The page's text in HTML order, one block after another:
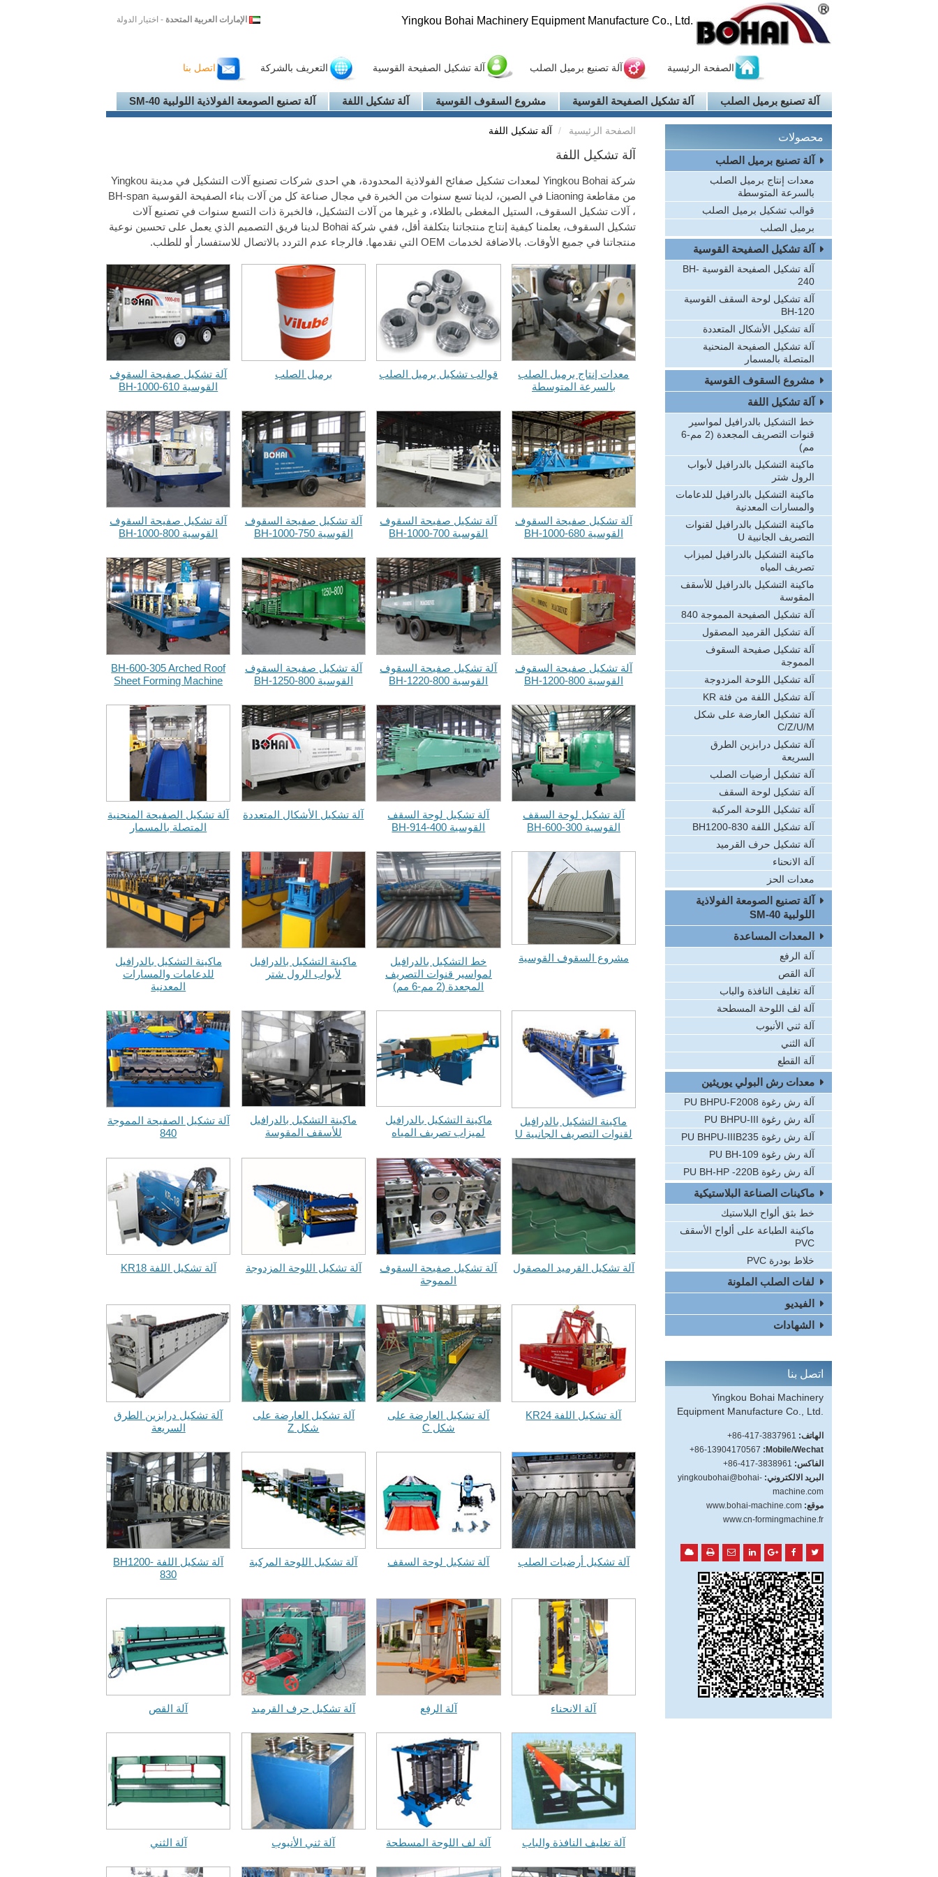
Yingkou Bohai Machinery Equipment Manufacture Co., Ltd. الإمارات العربية المتحدة - اختيار الدولة
الصفحة الرئيسية آلة تصنيع برميل الصلب آلة تشكيل الصفيحة القوسية التعريف بالشركة اتصل بنا
آلة تصنيع برميل الصلب آلة تشكيل الصفيحة القوسية مشروع السقوف القوسية آلة تشكيل اللفة آلة تصنيع الصومعة الفولاذية اللولبية SM-40
الصفحة الرئيسية آلة تشكيل اللفة
آلة تشكيل اللفة
شركة Yingkou Bohai لمعدات تشكيل صفائح الفولاذية المحدودة، هي احدى شركات تصنيع آلات التشكيل في مدينة Yingkou
من مقاطعة Liaoning في الصين، لدينا تسع سنوات من الخبرة في مجال صناعة كل من آلات بناء الصفيحة القوسية BH-span
، آلات تشكيل السقوف، الستيل المغطى بالطلاء، و غيرها من آلات التشكيل، فالخبرة ذات التسع سنوات في تصنيع آلات
تشكيل السقوف، يعلمنا كيفية إنتاج منتجاتنا بتكلفة أقل، ففي شركة Bohai لدينا فريق التصميم الذي يعمل على تحسين نوعية
منتجاتنا في جميع الأوقات. بالاضافة لخدمات OEM التي نقدمها. فالرجاء عدم التردد بالاتصال للاستفسار أو للطلب.
معدات إنتاج برميل الصلب
بالسرعة المتوسطة
قوالب تشكيل برميل الصلب برميل الصلب
آلة تشكيل صفيحة السقوف
القوسية BH-1000-610
آلة تشكيل صفيحة السقوف
القوسية BH-1000-680
آلة تشكيل صفيحة السقوف
القوسية BH-1000-700
آلة تشكيل صفيحة السقوف
القوسية BH-1000-750
آلة تشكيل صفيحة السقوف
القوسية BH-1000-800
آلة تشكيل صفيحة السقوف
القوسية BH-1200-800
آلة تشكيل صفيحة السقوف
القوسية BH-1220-800
آلة تشكيل صفيحة السقوف
القوسية BH-1250-800
BH-600-305 Arched Roof
Sheet Forming Machine
آلة تشكيل لوحة السقف
القوسية BH-600-300
آلة تشكيل لوحة السقف
القوسية BH-914-400
آلة تشكيل الأشكال المتعددة
آلة تشكيل الصفيحة المنحنية
المتصلة بالمسمار
مشروع السقوف القوسية
خط التشكيل بالدرافيل
لمواسير قنوات التصريف
المجعدة (2 مم-6 مم)
ماكينة التشكيل بالدرافيل
لأبواب الرول شتر
ماكينة التشكيل بالدرافيل
للدعامات والمسارات
المعدنية
ماكينة التشكيل بالدرافيل
لقنوات التصريف الجانبية U
ماكينة التشكيل بالدرافيل
لميزاب تصريف المياه
ماكينة التشكيل بالدرافيل
للأسقف المقوسة
آلة تشكيل الصفيحة المموجة
840
آلة تشكيل القرميد المصقول
آلة تشكيل صفيحة السقوف
المموجة
آلة تشكيل اللوحة المزدوجة آلة تشكيل اللفة KR18
آلة تشكيل اللفة KR24
آلة تشكيل العارضة على
شكل C
آلة تشكيل العارضة على
شكل Z
آلة تشكيل درابزين الطرق
السريعة
آلة تشكيل أرضيات الصلب آلة تشكيل لوحة السقف آلة تشكيل اللوحة المركبة
آلة تشكيل اللفة BH1200-
830
آلة الانحناء آلة الرفع آلة تشكيل حرف القرميد آلة القص
آلة تغليف النافذة والباب آلة لف اللوحة المسطحة آلة ثني الأنبوب آلة الثني
محصولات
آلة تصنيع برميل الصلب
معدات إنتاج برميل الصلب
بالسرعة المتوسطة
قوالب تشكيل برميل الصلب
برميل الصلب
آلة تشكيل الصفيحة القوسية
آلة تشكيل الصفيحة القوسية BH-
240
آلة تشكيل لوحة السقف القوسية
BH-120
آلة تشكيل الأشكال المتعددة
آلة تشكيل الصفيحة المنحنية
المتصلة بالمسمار
مشروع السقوف القوسية
آلة تشكيل اللفة
خط التشكيل بالدرافيل لمواسير
قنوات التصريف المجعدة (2 مم-6
مم)
ماكينة التشكيل بالدرافيل لأبواب
الرول شتر
ماكينة التشكيل بالدرافيل للدعامات
والمسارات المعدنية
ماكينة التشكيل بالدرافيل لقنوات
التصريف الجانبية U
ماكينة التشكيل بالدرافيل لميزاب
تصريف المياه
ماكينة التشكيل بالدرافيل للأسقف
المقوسة
آلة تشكيل الصفيحة المموجة 840
آلة تشكيل القرميد المصقول
آلة تشكيل صفيحة السقوف
المموجة
آلة تشكيل اللوحة المزدوجة
آلة تشكيل اللفة من فئة KR
آلة تشكيل العارضة على شكل
C/Z/U/M
آلة تشكيل درابزين الطرق
السريعة
آلة تشكيل أرضيات الصلب
آلة تشكيل لوحة السقف
آلة تشكيل اللوحة المركبة
آلة تشكيل اللفة BH1200-830
آلة تشكيل حرف القرميد
آلة الانحناء
معدات الحز
آلة تصنيع الصومعة الفولاذية
اللولبية SM-40
المعدات المساعدة
آلة الرفع
آلة القص
آلة تغليف النافذة والباب
آلة لف اللوحة المسطحة
آلة ثني الأنبوب
آلة الثني
آلة القطع
معدات رش البولي يوريثين
آلة رش رغوة PU BHPU-F2008
آلة رش رغوة PU BHPU-III
آلة رش رغوة PU BHPU-IIIB235
آلة رش رغوة PU BH-109
آلة رش رغوة PU BH-HP -220B
ماكينات الصناعة البلاستيكية
خط بثق ألواح البلاستيك
ماكينة الطباعة على ألواح الأسقف
PVC
خلاط بودرة PVC
لفات الصلب الملونة
الفيديو
الشهادات
اتصل بنا
Yingkou Bohai Machinery
Equipment Manufacture Co., Ltd.
الهاتف: +86-417-3837961
Mobile/Wechat:
+86-13904170567
الفاكس: +86-417-3838961
البريد الالكتروني: yingkoubohai@bohai-
machine.com
موقع:
www.cn-formingmachine.fr